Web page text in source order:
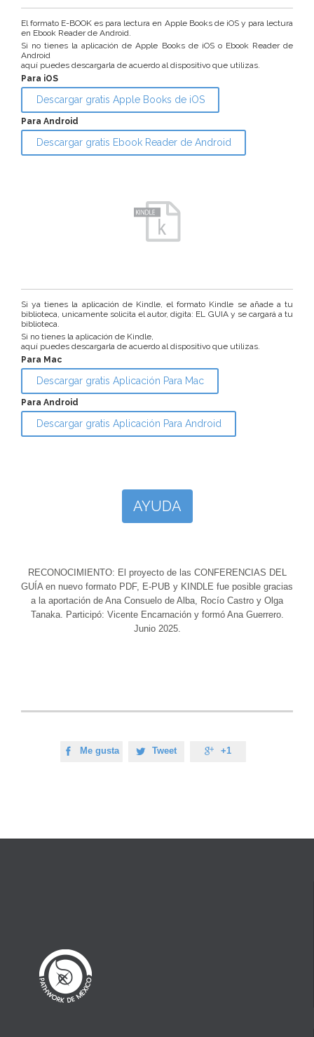
El formato E-BOOK es para lectura en Apple Books de iOS y para lectura
en Ebook Reader de Android.
Si no tienes la aplicación de Apple Books de iOS o Ebook Reader de
Android
aquí puedes descargarla de acuerdo al dispositivo que utilizas.
Para iOS
Descargar gratis Apple Books de iOS
Para Android
Descargar gratis Ebook Reader de Android
Si ya tienes la aplicación de Kindle, el formato Kindle se añade a tu
biblioteca, unicamente solicita el autor, digita: EL GUIA y se cargará a tu
biblioteca.
Si no tienes la aplicación de Kindle,
aquí puedes descargarla de acuerdo al dispositivo que utilizas.
Para Mac
Descargar gratis Aplicación Para Mac
Para Android
Descargar gratis Aplicación Para Android
AYUDA
RECONOCIMIENTO: El proyecto de las CONFERENCIAS DEL
GUÍA en nuevo formato PDF, E-PUB y KINDLE fue posible gracias
a la aportación de Ana Consuelo de Alba, Rocío Castro y Olga
Tanaka. Participó: Vicente Encarnación y formó Ana Guerrero.
Junio 2025.
 Me gusta  Tweet  +1